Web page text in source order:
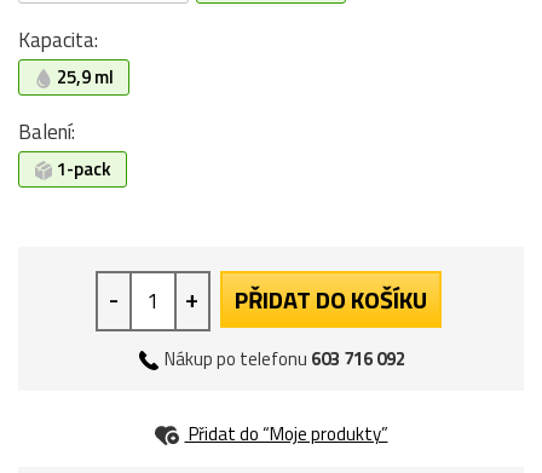
Kapacita:
25,9 ml
Balení:
1-pack
- + PŘIDAT DO KOŠÍKU
Nákup po telefonu 603 716 092
Přidat do “Moje produkty”